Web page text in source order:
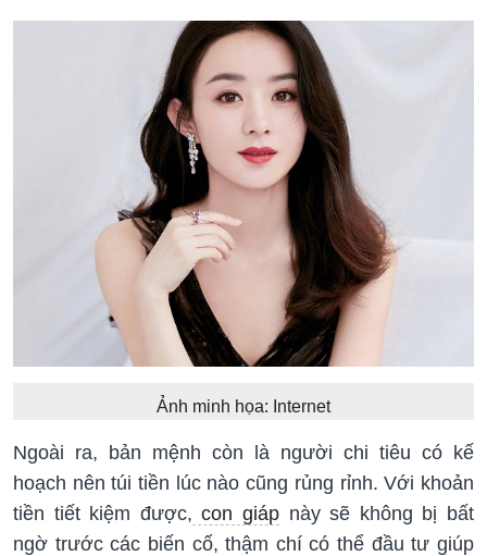
Ảnh minh họa: Internet
Ngoài ra, bản mệnh còn là người chi tiêu có kế
hoạch nên túi tiền lúc nào cũng rủng rỉnh. Với khoản
tiền tiết kiệm được, con giáp này sẽ không bị bất
ngờ trước các biến cố, thậm chí có thể đầu tư giúp